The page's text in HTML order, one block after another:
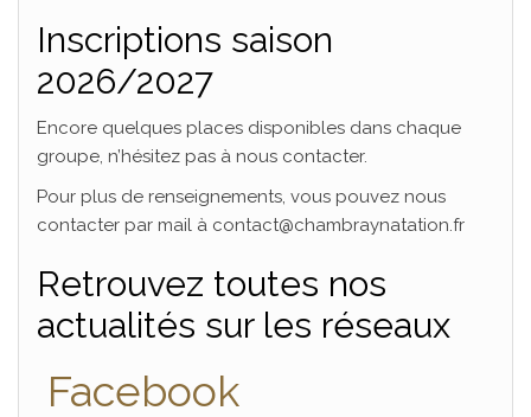
Inscriptions saison
2026/2027
Encore quelques places disponibles dans chaque
groupe, n’hésitez pas à nous contacter.
Pour plus de renseignements, vous pouvez nous
contacter par mail à contact@chambraynatation.fr
Retrouvez toutes nos
actualités sur les réseaux
Facebook